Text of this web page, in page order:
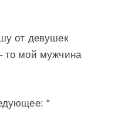
от девушек
то мой мужчина
“